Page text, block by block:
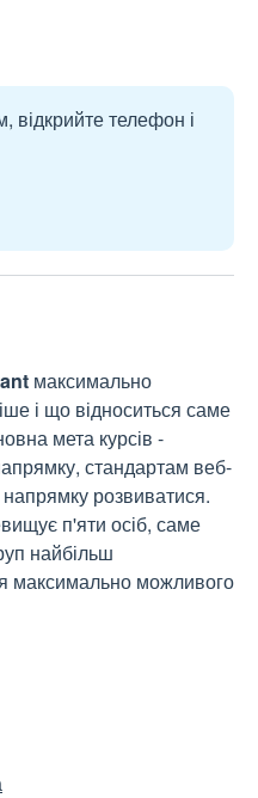
відкрийте телефон і
максимально
і що відноситься саме
мета курсів -
стандартам веб-
розвиватися.
п'яти осіб, саме
найбільш
максимально можливого